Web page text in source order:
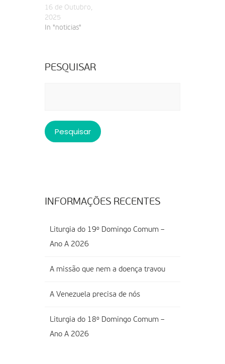
16 de Outubro,
2025
In "noticias"
PESQUISAR
INFORMAÇÕES RECENTES
Liturgia do 19º Domingo Comum –
Ano A 2026
A missão que nem a doença travou
A Venezuela precisa de nós
Liturgia do 18º Domingo Comum –
Ano A 2026